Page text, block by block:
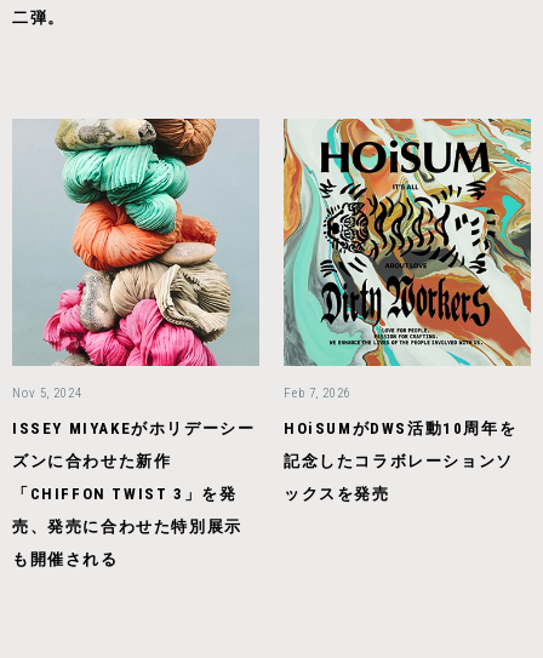
二弾。
Nov 5, 2024
ISSEY MIYAKEがホリデーシー
ズンに合わせた新作
「CHIFFON TWIST 3」を発
売、発売に合わせた特別展示
も開催される
Feb 7, 2026
HOiSUMがDWS活動10周年を
記念したコラボレーションソ
ックスを発売